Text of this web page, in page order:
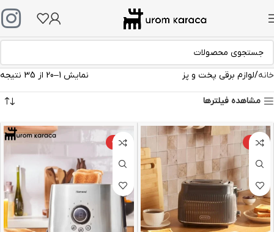
خانه لوازم برقی پخت و پز نمایش 1–20 از 35 نتیجه
مشاهده فیلترها
-4%
-24%